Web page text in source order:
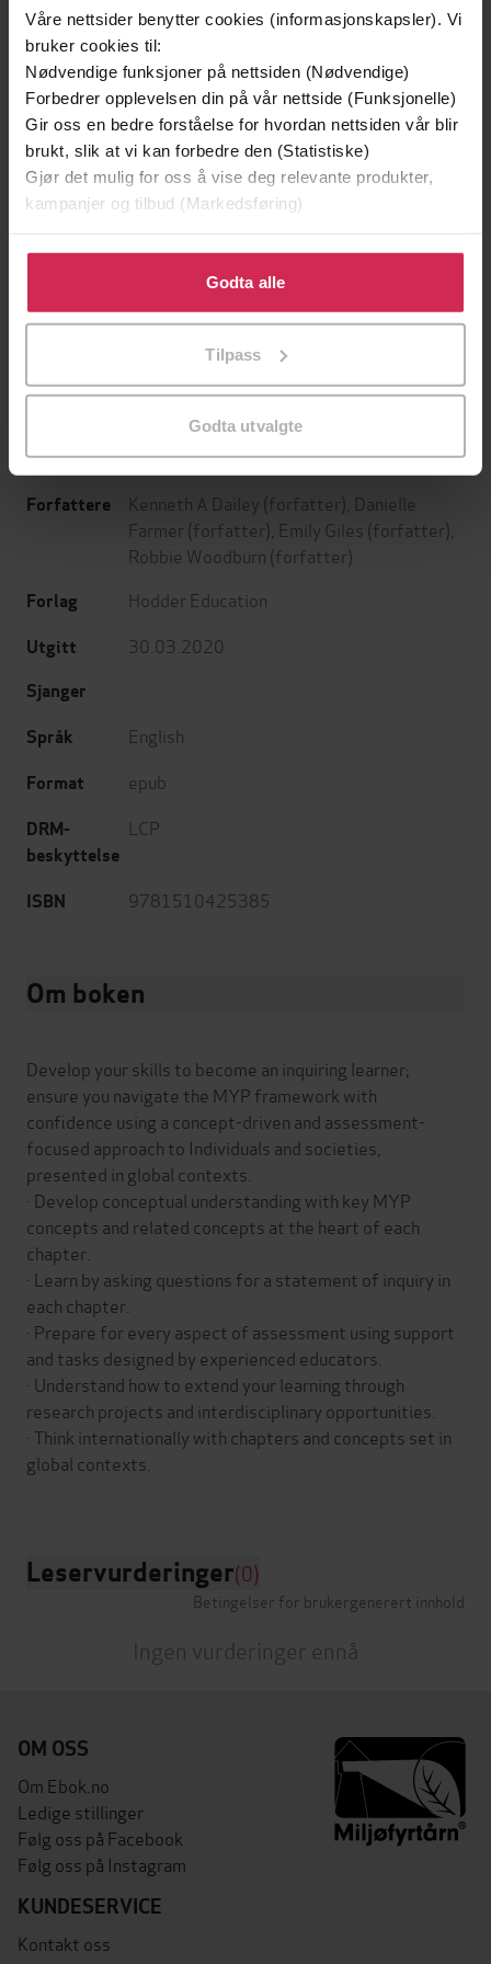
Våre nettsider benytter cookies (informasjonskapsler). Vi
bruker cookies til:
Nødvendige funksjoner på nettsiden (Nødvendige)
Forbedrer opplevelsen din på vår nettside (Funksjonelle)
Gir oss en bedre forståelse for hvordan nettsiden vår blir
brukt, slik at vi kan forbedre den (Statistiske)
Gjør det mulig for oss å vise deg relevante produkter,
kampanjer og tilbud (Markedsføring)
Klikk på «Godta alle» for å gi oss ditt samtykke til å
bruke cookies for alle disse formålene. Du kan også
tilpasse ditt samtykke til spesifikke formål ved å klikke
Godta alle
Tilpass
Godta utvalgte
199,-
Jo Nesbø
349,-
Jørn Lier Horst
Undertittel MYP by Concept
Forfattere Kenneth A Dailey (forfatter), Danielle
Farmer (forfatter), Emily Giles (forfatter),
Robbie Woodburn (forfatter)
Forlag Hodder Education
Utgitt 30.03.2020
Sjanger
Språk
English
Format epub
DRM-
beskyttelse
LCP
ISBN 9781510425385
Om boken
Develop your skills to become an inquiring learner;
ensure you navigate the MYP framework with
confidence using a concept-driven and assessment-
focused approach to Individuals and societies,
presented in global contexts.
· Develop conceptual understanding with key MYP
concepts and related concepts at the heart of each
chapter.
· Learn by asking questions for a statement of inquiry in
each chapter.
· Prepare for every aspect of assessment using support
and tasks designed by experienced educators.
· Understand how to extend your learning through
research projects and interdisciplinary opportunities.
· Think internationally with chapters and concepts set in
global contexts.
Leservurderinger(0)
Betingelser for brukergenerert innhold
Ingen vurderinger ennå
OM OSS
Om Ebok.no
Ledige stillinger
Følg oss på Facebook
Følg oss på Instagram
KUNDESERVICE
Kontakt oss